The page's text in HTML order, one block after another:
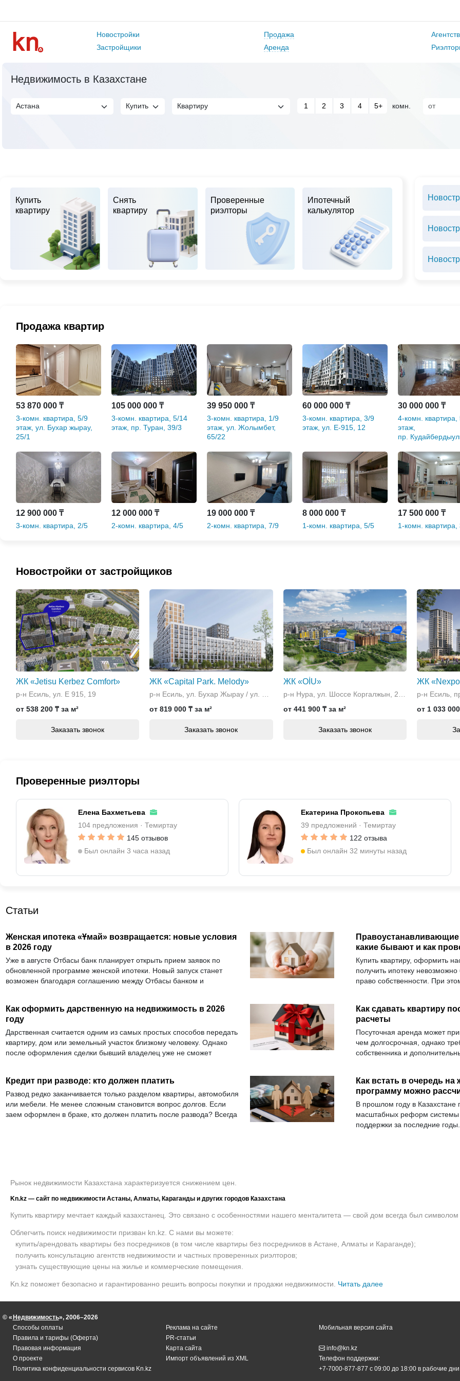
Новостройки
Застройщики
Продажа
Аренда
Недвижимость в Казахстане
1 2 3 4 5+ комн.
Купить
квартиру
Снять
квартиру
Проверенные
риэлторы
Ипотечный
калькулятор
Продажа квартир
53 870 000 ₸
3-комн. квартира, 5/9
этаж, ул. Бухар жырау,
25/1
105 000 000 ₸
3-комн. квартира, 5/14
этаж, пр. Туран, 39/3
39 950 000 ₸
3-комн. квартира, 1/9
этаж, ул. Жолымбет,
65/22
60 000 000 ₸
3-комн. квартира, 3/9
этаж, ул. Е-915, 12
30 000 000 ₸
4-комн. квартира,
этаж,
пр.
12 900 000 ₸
3-комн. квартира, 2/5
12 000 000 ₸
2-комн. квартира, 4/5
19 000 000 ₸
2-комн. квартира, 7/9
8 000 000 ₸
1-комн. квартира, 5/5
17 500 000 ₸
1-комн. квартира,
10 900 000 ₸
2-комн. квартира, 2/5
этаж, 12 мкр.
33 500 000 ₸
2-комн. квартира, 2/5
этаж, ул. Бокейхана
3-комн. квартира, 1/9
этаж, пр. Мира
18 000 000 ₸
4-комн. квартира, 5/5
этаж, 9-й мкр.
20 500 000 ₸
1-комн. квартира,
этаж, 067 учетный
квартал
3-комн. квартира, 8/9
3-комн. квартира, 5/5
3-комн. квартира, 5/5
2-комн. квартира,
14 500 000 ₸
1-комн. квартира, 1/5
этаж, ул. Манаса
14 500 000 ₸
2-комн. квартира, 5/5
этаж, пр. Н. Абдирова
3-комн. квартира, 8/9
Новостройки от застройщиков
ЖК «Jetisu Kerbez Comfort»
р-н Есиль, ул. Е 915, 19
от 538 200 ₸ за м²
Заказать звонок
ЖК «Capital Park. Melody»
от 819 000 ₸ за м²
Заказать звонок
ЖК «OİU»
от 441 900 ₸ за м²
Заказать звонок
ЖК
от 1 033
Проверенные риэлторы
Елена Бахметьева
104 предложения · Темиртау
145 отзывов
Был онлайн 3 часа назад
Екатерина Прокопьева
39 предложений · Темиртау
122 отзыва
Был онлайн 32 минуты назад
Статьи
Женская ипотека «Ұмай» возвращается: новые условия
в 2026 году
Уже в августе Отбасы банк планирует открыть прием заявок по
обновленной программе женской ипотеки. Новый запуск станет
возможен благодаря соглашению между Отбасы банком и
какие бывают и как
Купить квартиру, оформить
получить ипотеку
право собственности. При
выполняющие разные
Как оформить дарственную на недвижимость в 2026
году
Дарственная считается одним из самых простых способов передать
квартиру, дом или земельный участок близкому человеку. Однако
после оформления сделки бывший владелец уже не сможет
законом.
Как сдавать квартиру
расчеты
Посуточная аренда может
чем долгосрочная, однако
собственника и
Кредит при разводе: кто должен платить
Развод редко заканчивается только разделом квартиры, автомобиля
или мебели. Не менее сложным становится вопрос долгов. Если
заем оформлен в браке, кто должен платить после развода? Всегда
Как встать в очередь на
программу можно
В прошлом году в
масштабных реформ системы
поддержки за последние
Рынок недвижимости Казахстана характеризуется снижением цен.
Kn.kz — сайт по недвижимости Астаны, Алматы, Караганды и других городов Казахстана
Купить квартиру мечтает каждый казахстанец. Это связано с особенностями нашего менталитета — свой дом всегда был символом
Облегчить поиск недвижимости призван kn.kz. С нами вы можете:
купить/арендовать квартиры без посредников (в том числе квартиры без посредников в Астане, Алматы и Караганде);
получить консультацию агентств недвижимости и частных проверенных риэлторов;
узнать существующие цены на жилье и коммерческие помещения.
Kn.kz поможет безопасно и гарантированно решить вопросы покупки и продажи недвижимости.
Читать далее
Используйте возможности сайта, и любая недвижимость, выставленная на продажу или аренду, появится на вашем мониторе.
Продажа недвижимости
Продажа в Астане
Продажа в Алматы
Продажа в Караганде
Аренда недвижимости
Аренда в Астане
Аренда в Алматы
Жилые комплексы
Жилые комплексы Казахстана
Жилые комплексы Астаны
Жилые комплексы Алматы
© « Недвижимость», 2006–2026
Способы оплаты
Правила и тарифы (Оферта)
Правовая информация
О проекте
Политика конфиденциальности сервисов Kn.kz
Реклама на сайте
PR-статьи
Карта сайта
Импорт объявлений из XML
Мобильная версия сайта
info@kn.kz
Телефон поддержки:
+7-7000-877-877 с 09:00 до 18:00 в рабочие дни